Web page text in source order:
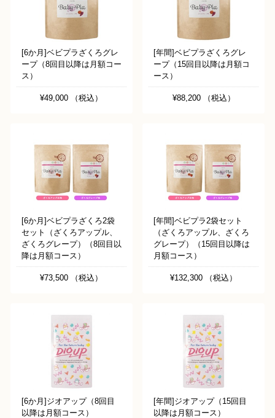
[6か月]ベビプラざくろグレ
ープ（8回目以降は月額コー
ス）
¥49,000 （税込）
[年間]ベビプラざくろグレ
ープ（15回目以降は月額コ
ース）
¥88,200 （税込）
[6か月]ベビプラざくろ2袋
セット（ざくろアップル、
ざくろグレープ）（8回目以
降は月額コース）
¥73,500 （税込）
[年間]ベビプラ2袋セット
（ざくろアップル、ざくろ
グレープ）（15回目以降は
月額コース）
¥132,300 （税込）
[6か月]ジオアップ（8回目
以降は月額コース）
[年間]ジオアップ（15回目
以降は月額コース）